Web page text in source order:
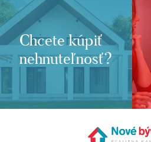
Chcete kúpiť
nehnuteľnosť?